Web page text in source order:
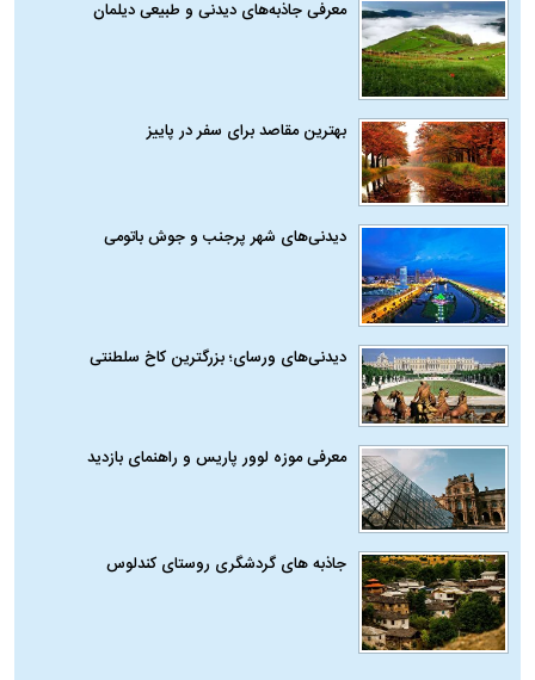
معرفی جاذبه‌های دیدنی و طبیعی دیلمان
بهترین مقاصد برای سفر در پاییز
دیدنی‌های شهر پرجنب و جوش باتومی
دیدنی‌های ورسای؛ بزرگترین کاخ سلطنتی
معرفی موزه لوور پاریس و راهنمای بازدید
جاذبه های گردشگری روستای کندلوس